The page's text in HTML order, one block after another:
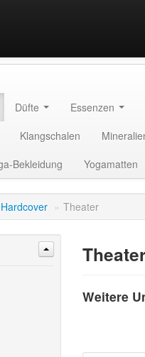
Düfte Essenzen
Klangschalen
Bekleidung Yogamatten
Hardcover » Theater
Theater
Weitere